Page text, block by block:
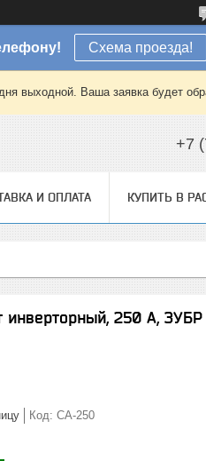
Схема проезда!
выходной. Ваша заявка будет
+7
И ОПЛАТА КУПИТЬ В
инверторный, 250 А,
Код: СА-250